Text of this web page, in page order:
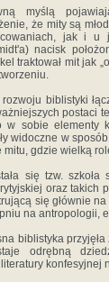
myślą
że mity są
jak i u
nacisk
traktował mit jak
biblistyki
postaci
w sobie elementy
widoczne w
gdzie wielką
się tzw. szkoła
oraz
się głównie
na antropologii,
biblistyka
odrębną
konfesyjnej